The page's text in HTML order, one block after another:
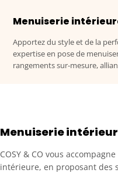
Menuiserie
Apportez du style et de la
expertise en pose de
rangements sur-mesure,
Menuiserie
COSY & CO vous
intérieure, en proposant des